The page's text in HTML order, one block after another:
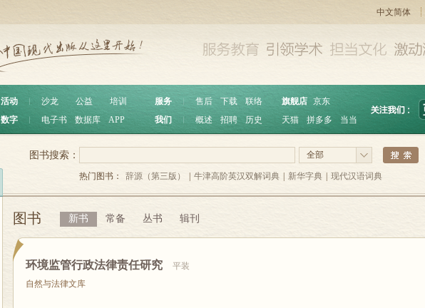
中文简体
活动 沙龙 公益
培训
数字
电子书 数据库 APP
服务 ︱ 售后 下载
联络
我们
概述 招聘 历史
旗舰店 京东
天猫
拼多多 当当
全部
图书搜索：
热门图书： 辞源（第三版） 牛津高阶英汉双解词典 新华字典 现代汉语词典
图书 新书 常备 丛书 辑刊
环境监管行政法律责任研究
平装
自然与法律文库